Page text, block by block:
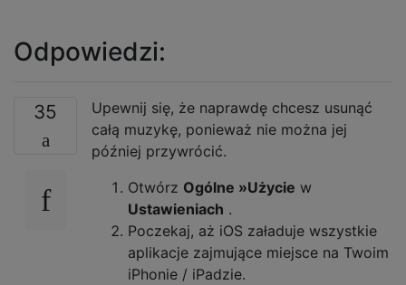
Odpowiedzi:
35
Upewnij się, że naprawdę chcesz usunąć
całą muzykę, ponieważ nie można jej
później przywrócić.
Otwórz Ogólne »Użycie w
Ustawieniach .
Poczekaj, aż iOS załaduje wszystkie
aplikacje zajmujące miejsce na Twoim
iPhonie / iPadzie.